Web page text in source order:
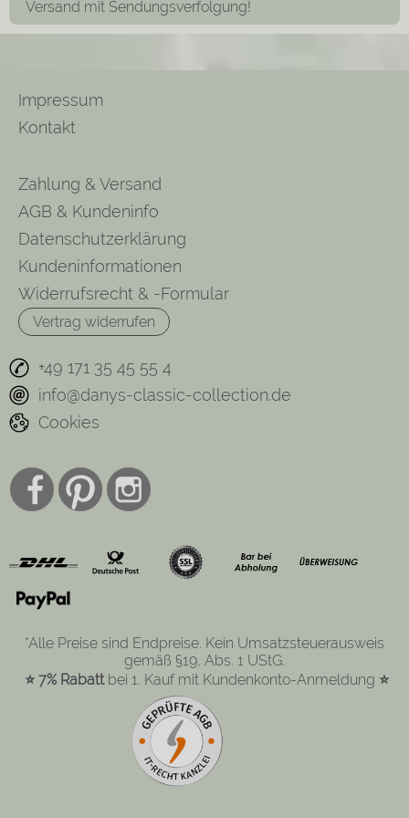
Versand mit Sendungsverfolgung!
Impressum
Kontakt
Zahlung & Versand
AGB & Kundeninfo
Datenschutzerklärung
Kundeninformationen
Widerrufsrecht & -Formular
Vertrag widerrufen
+49 171 35 45 55 4
info@danys-classic-collection.de
Cookies
*Alle Preise sind Endpreise. Kein Umsatzsteuerausweis
gemäß §19, Abs. 1 UStG.
⭐ 7% Rabattbei 1. Kauf mit Kundenkonto-Anmeldung ⭐